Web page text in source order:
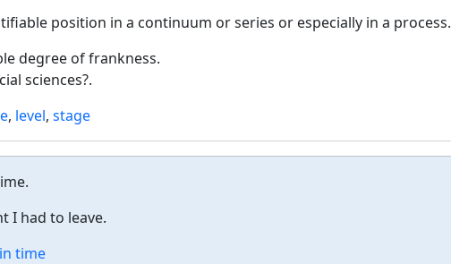
position in a continuum or series or especially in a process.
degree of frankness.
sciences?.
, level, stage
I had to leave.
time